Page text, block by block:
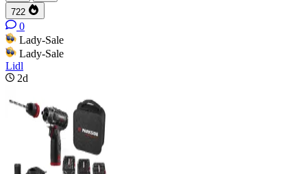
722
0
Lady-Sale
Lady-Sale
Lidl
2d